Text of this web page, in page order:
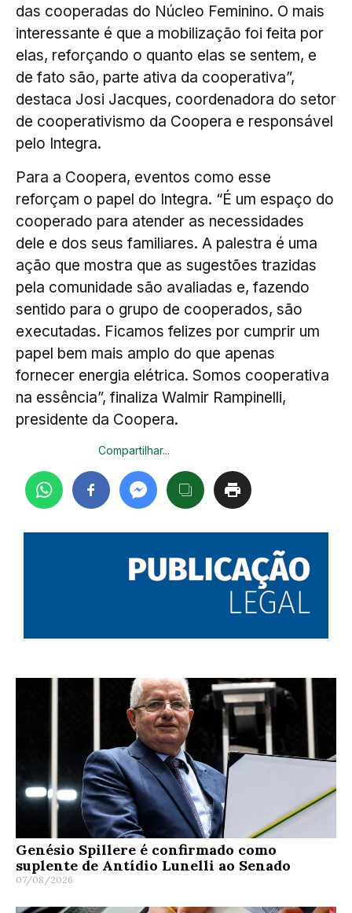
das cooperadas do Núcleo Feminino. O mais
interessante é que a mobilização foi feita por
elas, reforçando o quanto elas se sentem, e
de fato são, parte ativa da cooperativa”,
destaca Josi Jacques, coordenadora do setor
de cooperativismo da Coopera e responsável
pelo Integra.
Para a Coopera, eventos como esse
reforçam o papel do Integra. “É um espaço do
cooperado para atender as necessidades
dele e dos seus familiares. A palestra é uma
ação que mostra que as sugestões trazidas
pela comunidade são avaliadas e, fazendo
sentido para o grupo de cooperados, são
executadas. Ficamos felizes por cumprir um
papel bem mais amplo do que apenas
fornecer energia elétrica. Somos cooperativa
na essência”, finaliza Walmir Rampinelli,
presidente da Coopera.
Compartilhar...
Genésio Spillere é confirmado como
suplente de Antídio Lunelli ao Senado
07/08/2026